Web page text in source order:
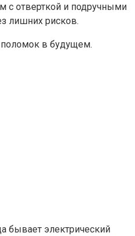
с отверткой и подручными
лишних рисков.
поломок в будущем.
бывает электрический